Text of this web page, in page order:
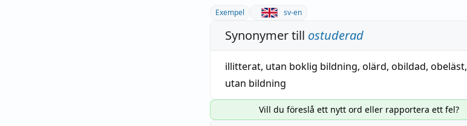
Exempel sv-en
Synonymer till ostuderad
illitterat, utan boklig bildning, olärd, obildad, obeläst,
utan bildning
Vill du föreslå ett nytt ord eller rapportera ett fel?